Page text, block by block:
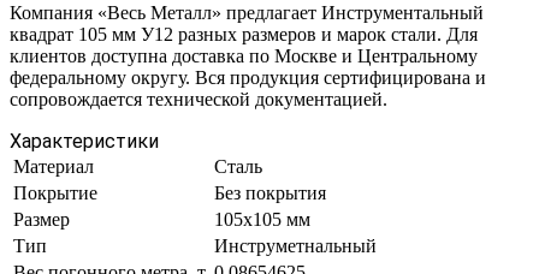
Компания «Весь Металл» предлагает Инструментальный
квадрат 105 мм У12 разных размеров и марок стали. Для
клиентов доступна доставка по Москве и Центральному
федеральному округу. Вся продукция сертифицирована и
сопровождается технической документацией.
Характеристики
Материал
Сталь
Покрытие
Без покрытия
Размер
105х105 мм
Тип
Инструметнальный